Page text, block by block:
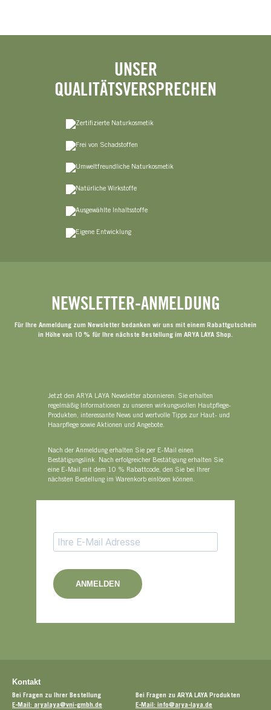
UNSER
QUALITÄTSVERSPRECHEN
NEWSLETTER-ANMELDUNG
Für Ihre Anmeldung zum Newsletter bedanken wir uns mit einem Rabattgutschein
in Höhe von 10 % für Ihre nächste Bestellung im ARYA LAYA Shop.
Jetzt den ARYA LAYA Newsletter abonnieren: Sie erhalten
regelmäßig Informationen zu unseren wirkungsvollen Hautpflege-
Produkten, interessante News und wertvolle Tipps zur Haut- und
Haarpflege sowie Aktionen und Angebote.
Nach der Anmeldung erhalten Sie per E-Mail einen
Bestätigungslink. Nach erfolgreicher Bestätigung erhalten Sie
eine E-Mail mit dem 10 % Rabattcode, den Sie bei Ihrer
nächsten Bestellung im Warenkorb einlösen können.
ANMELDEN
Kontakt
Bei Fragen zu Ihrer Bestellung
E-Mail: aryalaya@vni-gmbh.de
Bei Fragen zu ARYA LAYA Produkten
E-Mail: info@arya-laya.de